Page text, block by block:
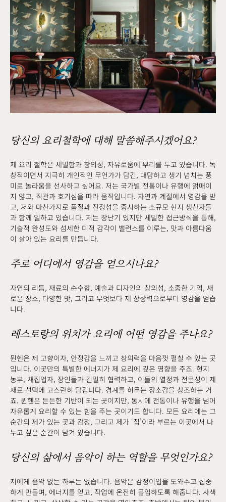
당신의 요리철학에 대해 말씀해주시겠어요?
제 요리 철학은 세밀함과 창의성, 자유로움에 뿌리를 두고 있습니다. 독
창적이면서 지극히 개인적인 무언가가 담긴, 대담하고 생기 넘치는 풍
미로 놀라움을 선사하고 싶어요. 저는 국가별 전통이나 유행에 얽매이
지 않고, 직관과 호기심을 따라 움직입니다. 자연과 계절에서 영감을 받
고, 저와 마찬가지로 품질과 진정성을 중시하는 소규모 현지 생산자들
과 함께 일하고 있습니다. 저는 장난기 있지만 세밀한 접근방식을 통해,
기술적 완성도와 섬세한 미적 감각이 밸런스를 이루는, 맛과 아름다움
이 살아 있는 요리를 만듭니다.
주로 어디에서 영감을 얻으시나요?
자연의 리듬, 재료의 순수함, 예술과 디자인의 창의성, 소중한 기억, 새
로운 장소, 다양한 맛, 그리고 무엇보다 제 상상력으로부터 영감을 얻습
니다.
레스토랑의 위치가 요리에 어떤 영감을 주나요?
뮌헨은 제 고향이자, 안정감을 느끼고 창의력을 마음껏 펼칠 수 있는 곳
입니다. 이곳만의 특별한 에너지가 제 요리에 깊은 영향을 주죠. 현지
농부, 채집업자, 장인들과 긴밀히 협력하고, 이들의 열정과 전문성이 제
재료 선택에 고스란히 담깁니다. 경계를 허무는 장소감을 창조하는 거
죠. 뮌헨은 든든한 기반이 되는 곳이지만, 동시에 전통이나 유행을 넘어
자유롭게 요리할 수 있는 힘을 주는 곳이기도 합니다. 모든 요리에는 그
순간의 제가 있는 곳과 감정, 그리고 제가 ‘집’이라 부르는 이곳에서 나
누고 싶은 순간이 담겨 있습니다.
당신의 삶에서 음악이 하는 역할을 무엇인가요?
저에게 음악 없는 하루는 없습니다. 음악은 감정이입을 도와주고 집중
하게 만들며, 에너지를 얻고, 작업에 온전히 몰입하도록 해줍니다. 사색